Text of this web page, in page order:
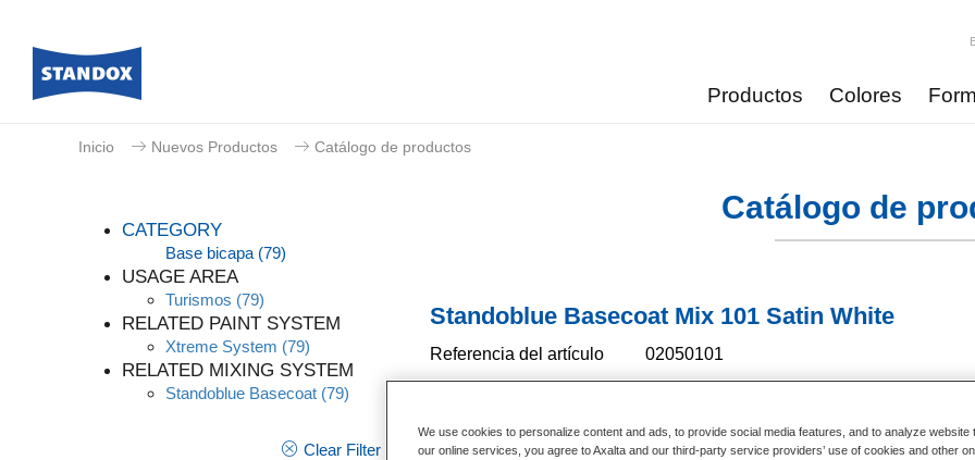
Productos Colores
Inicio Nuevos Productos Catálogo de productos
CATEGORY
Base bicapa (79)
USAGE AREA
Turismos (79)
RELATED PAINT SYSTEM
Xtreme System (79)
RELATED MIXING SYSTEM
Standoblue Basecoat (79)
Clear Filter
Catálogo de
Standoblue Basecoat Mix 101 Satin White
Referencia del artículo 02050101
Más información
We use cookies to personalize content and ads, to provide social media features, and to analyze website
our online services, you agree to Axalta and our third-party service providers’ use of cookies and other